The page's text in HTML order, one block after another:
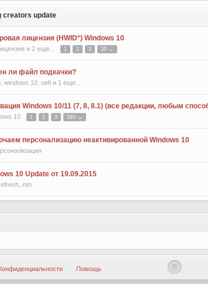
creators update
лицензия (HWID*) Windows 10
и 2 еще... 1 2 3 20 →
ли файл подкачки?
,windows 10 ,uefi и 1 еще...
Windows 10/11 (7, 8, 8.1) (все редакции, любым
10 1 2 3 340 →
персонализацию неактивированной Windows 10
10 Update от 19.09.2015
rtm
Помощь